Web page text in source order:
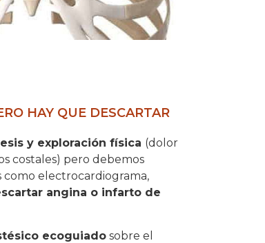
HAY QUE DESCARTAR
y exploración física (dolor
costales) pero debemos
como electrocardiograma,
angina o infarto de
ecoguiado sobre el